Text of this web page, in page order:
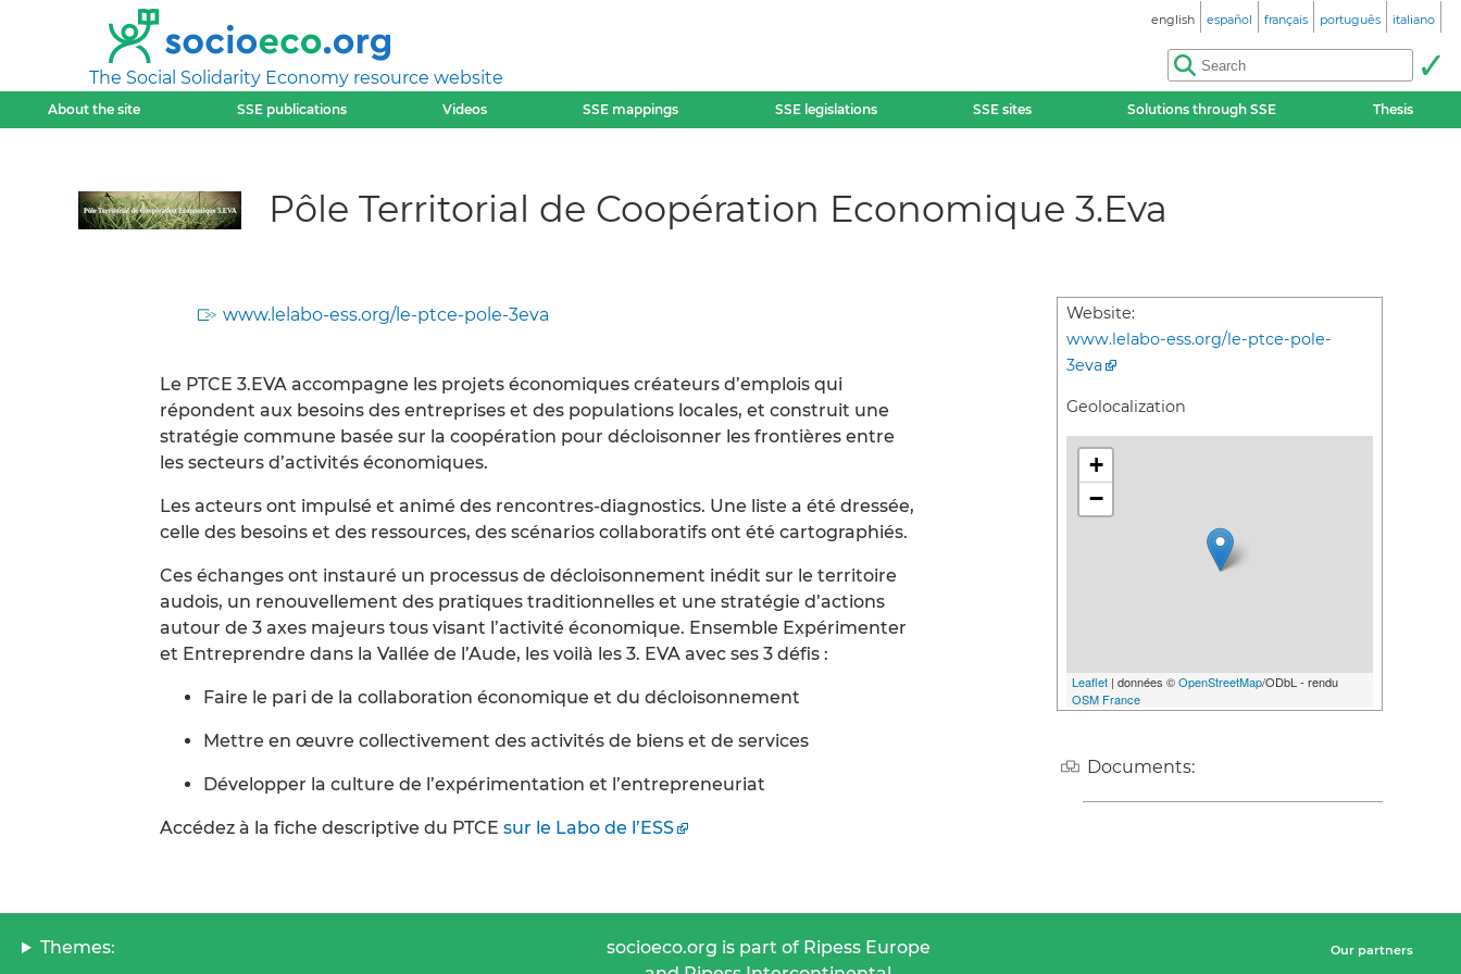
The Social Solidarity Economy resource website
english español français português italiano
About the site SSE publications Videos SSE mappings SSE legislations SSE sites Solutions through SSE Thesis
Pôle Territorial de Coopération Economique 3.Eva
www.lelabo-ess.org/le-ptce-pole-3eva
Le PTCE 3.EVA accompagne les projets économiques créateurs d’emplois qui
répondent aux besoins des entreprises et des populations locales, et construit une
stratégie commune basée sur la coopération pour décloisonner les frontières entre
les secteurs d’activités économiques.
Les acteurs ont impulsé et animé des rencontres-diagnostics. Une liste a été dressée,
celle des besoins et des ressources, des scénarios collaboratifs ont été cartographiés.
Ces échanges ont instauré un processus de décloisonnement inédit sur le territoire
audois, un renouvellement des pratiques traditionnelles et une stratégie d’actions
autour de 3 axes majeurs tous visant l’activité économique. Ensemble Expérimenter
et Entreprendre dans la Vallée de l’Aude, les voilà les 3. EVA avec ses 3 défis :
Faire le pari de la collaboration économique et du décloisonnement
Mettre en œuvre collectivement des activités de biens et de services
Développer la culture de l’expérimentation et l’entrepreneuriat
Accédez à la fiche descriptive du PTCE sur le Labo de l’ESS
Website:
www.lelabo-ess.org/le-ptce-pole-
3eva
Geolocalization
+
−
Leaflet | données ©OpenStreetMap/ODbL - rendu
OSM France
Documents:
Themes:
socioeco.org is part of Ripess Europe
Our partners